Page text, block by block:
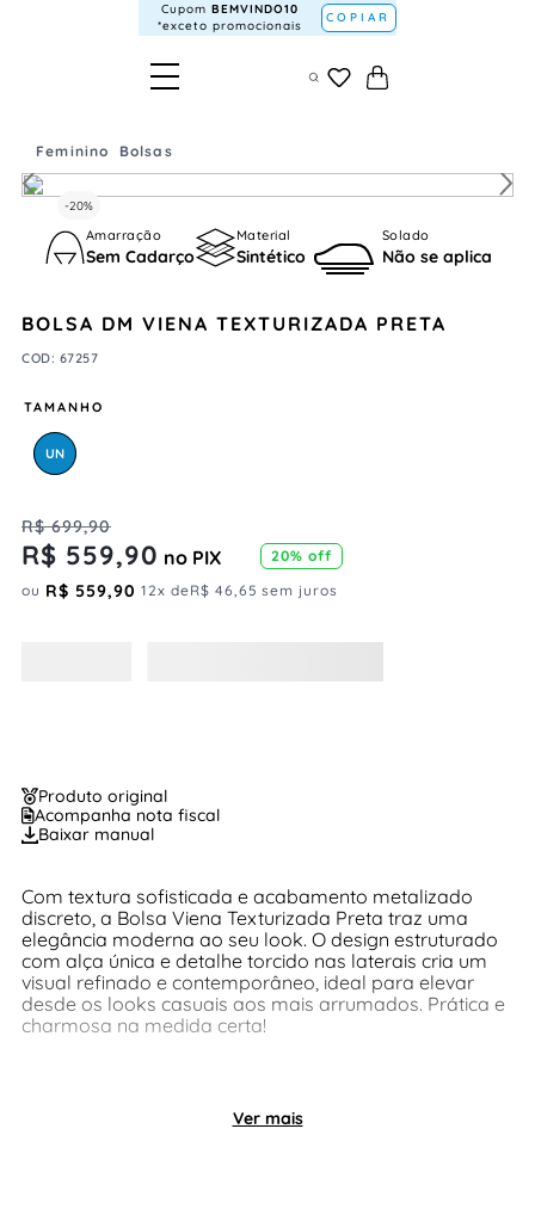
Cupom BEMVINDO10
*exceto promocionais
COPIAR
Feminino Bolsas
-20%
Amarração
Sem Cadarço
Material
Sintético
Solado
Não se aplica
BOLSA DM VIENA TEXTURIZADA PRETA
COD: 67257
TAMANHO
UN
R$ 699,90
R$ 559,90 no PIX 20% off
ou R$ 559,90 12x deR$ 46,65 sem juros
Produto original
Acompanha nota fiscal
Baixar manual
Com textura sofisticada e acabamento metalizado
discreto, a Bolsa Viena Texturizada Preta traz uma
elegância moderna ao seu look. O design estruturado
com alça única e detalhe torcido nas laterais cria um
visual refinado e contemporâneo, ideal para elevar
desde os looks casuais aos mais arrumados. Prática e
charmosa na medida certa!
Ver mais